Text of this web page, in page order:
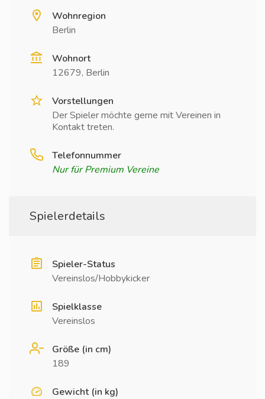
Wohnregion
Berlin
Wohnort
12679, Berlin
Vorstellungen
Der Spieler möchte gerne mit Vereinen in
Kontakt treten.
Telefonnummer
Nur für Premium Vereine
Spielerdetails
Spieler-Status
Vereinslos/Hobbykicker
Spielklasse
Vereinslos
Größe (in cm)
189
Gewicht (in kg)